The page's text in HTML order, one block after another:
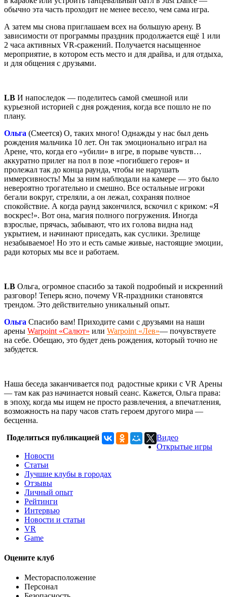
обычно эта часть проходит не менее весело, чем сама игра.
А затем мы снова приглашаем всех на большую арену. В
зависимости от программы праздник продолжается ещё 1 или
2 часа активных VR-сражений. Получается насыщенное
мероприятие, в котором есть место и для драйва, и для отдыха,
и для общения с друзьями.
LB И напоследок — поделитесь самой смешной или
курьезной историей с дня рождения, когда все пошло не по
плану.
Ольга (Смеется) О, таких много! Однажды у нас был день
рождения мальчика 10 лет. Он так эмоционально играл на
Арене, что, когда его «убили» в игре, в порыве чувств…
аккуратно прилег на пол в позе «погибшего героя» и
пролежал так до конца раунда, чтобы не нарушать
иммерсивность! Мы за ним наблюдали на камере — это было
невероятно трогательно и смешно. Все остальные игроки
бегали вокруг, стреляли, а он лежал, сохраняя полное
спокойствие. А когда раунд закончился, вскочил с криком: «Я
воскрес!». Вот она, магия полного погружения. Иногда
взрослые, прячась, забывают, что их голова видна над
укрытием, и начинают приседать, как суслики. Зрелище
незабываемое! Но это и есть самые живые, настоящие эмоции,
ради которых мы все и работаем.
LB Ольга, огромное спасибо за такой подробный и искренний
разговор! Теперь ясно, почему VR-праздники становятся
трендом. Это действительно уникальный опыт.
Ольга Спасибо вам! Приходите сами с друзьями на наши
арены Warpoint «Салют» или Warpoint «Лев»— почувствуете
на себе. Обещаю, это будет день рождения, который точно не
забудется.
Наша беседа заканчивается под радостные крики с VR Арены
— там как раз начинается новый сеанс. Кажется, Ольга права:
в эпоху, когда мы ищем не просто развлечения, а впечатления,
возможность на пару часов стать героем другого мира —
бесценна.
Поделиться публикацией
Видео
Открытые игры
Новости
Статьи
Лучшие клубы в городах
Отзывы
Личный опыт
Рейтинги
Интервью
Новости и статьи
VR
Game
Оцените клуб
Месторасположение
Персонал